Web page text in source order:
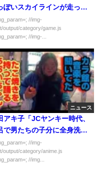
ぽいスカイラインが走って
だけど」//img-
output/category/game.js
//img-...
ニュース
アキ子「JCヤンキー時代、
で男たちの子分に全身洗っ
らってた」
//img-
output/category/anime.js
//img...